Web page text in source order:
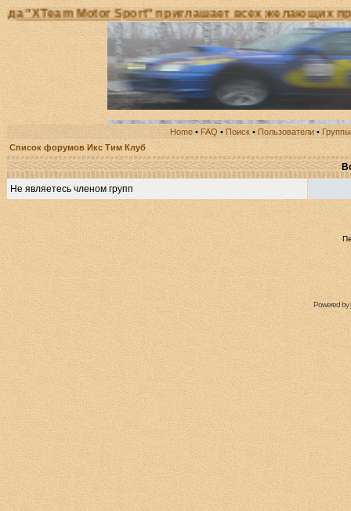
Motor Sport" приглашает всех желающих
Home • FAQ • Поиск • Пользователи • Группы
Список форумов Икс Тим Клуб
Не являетесь членом групп
Powered by